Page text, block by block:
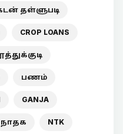
தள்ளுபடி
CROP LOANS
பணம்
GANJA
நாதக NTK